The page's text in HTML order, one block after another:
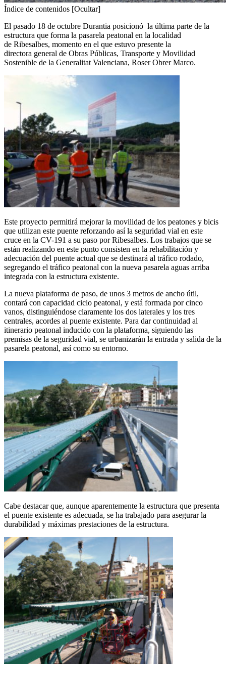
Índice de contenidos [Ocultar]
El pasado 18 de octubre Durantia posicionó la última parte de la
estructura que forma la pasarela peatonal en la localidad
de Ribesalbes, momento en el que estuvo presente la
directora general de Obras Públicas, Transporte y Movilidad
Sostenible de la Generalitat Valenciana, Roser Obrer Marco.
Este proyecto permitirá mejorar la movilidad de los peatones y bicis
que utilizan este puente reforzando así la seguridad vial en este
cruce en la CV-191 a su paso por Ribesalbes. Los trabajos que se
están realizando en este punto consisten en la rehabilitación y
adecuación del puente actual que se destinará al tráfico rodado,
segregando el tráfico peatonal con la nueva pasarela aguas arriba
integrada con la estructura existente.
La nueva plataforma de paso, de unos 3 metros de ancho útil,
contará con capacidad ciclo peatonal, y está formada por cinco
vanos, distinguiéndose claramente los dos laterales y los tres
centrales, acordes al puente existente. Para dar continuidad al
itinerario peatonal inducido con la plataforma, siguiendo las
premisas de la seguridad vial, se urbanizarán la entrada y salida de la
pasarela peatonal, así como su entorno.
Cabe destacar que, aunque aparentemente la estructura que presenta
el puente existente es adecuada, se ha trabajado para asegurar la
durabilidad y máximas prestaciones de la estructura.